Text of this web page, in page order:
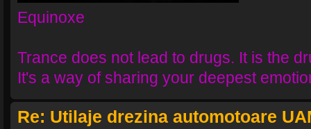
Equinoxe
Trance does not lead to drugs. It is the
It's a way of sharing your deepest
Re: Utilaje drezina automotoare